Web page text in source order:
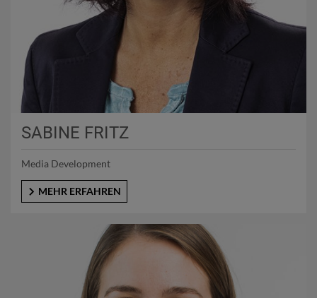
SABINE FRITZ
Media Development
MEHR ERFAHREN